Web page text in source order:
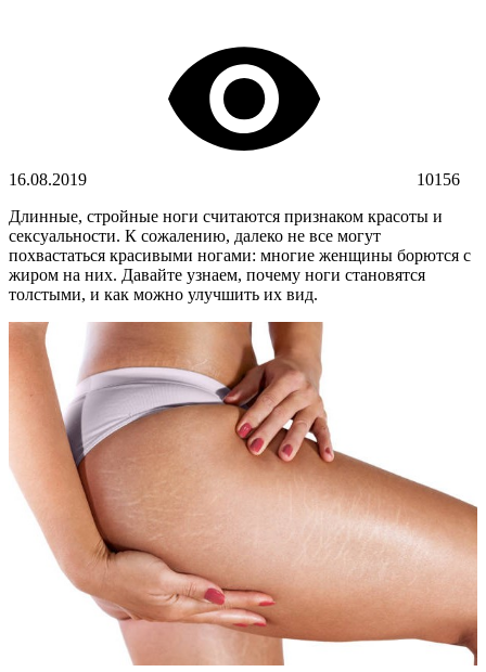
16.08.2019
10156
Длинные, стройные ноги считаются признаком красоты и
сексуальности. К сожалению, далеко не все могут
похвастаться красивыми ногами: многие женщины борются с
жиром на них. Давайте узнаем, почему ноги становятся
толстыми, и как можно улучшить их вид.